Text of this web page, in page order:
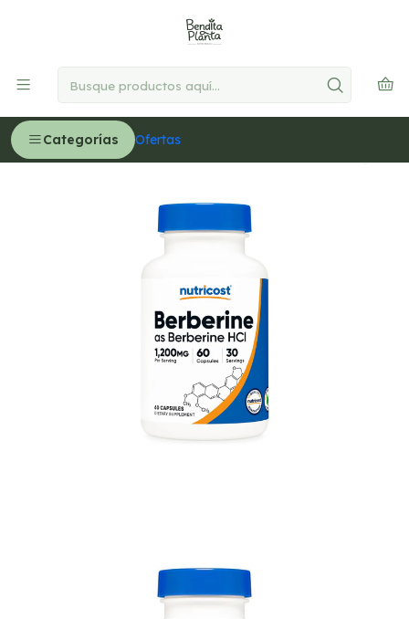
Categorías Ofertas
Delivery GRATIS en Lima desde S/300
Berberina, 1200 mg por servicio - 60 cápsulas (PARA
IMPORTAR)